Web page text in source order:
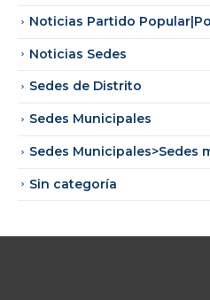
Noticias Partido
Noticias Sedes
Sedes de Distrito
Sedes Municipales
Sedes Municipales>Sedes
Sin categoría